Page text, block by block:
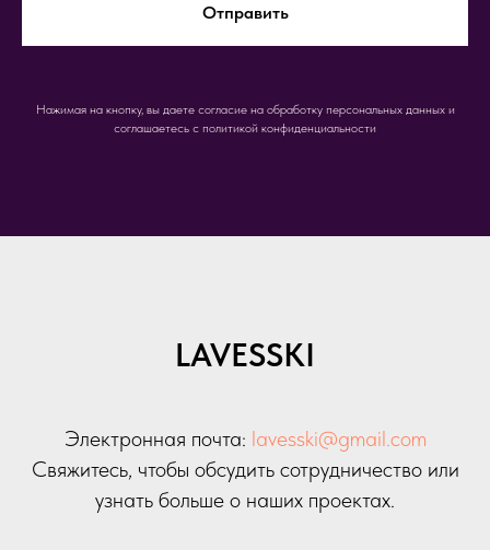
Отправить
Нажимая на кнопку, вы даете согласие на обработку персональных данных и
соглашаетесь c политикой конфиденциальности
LAVESSKI
Электронная почта: lavesski@gmail.com
Свяжитесь, чтобы обсудить сотрудничество или
узнать больше о наших проектах.